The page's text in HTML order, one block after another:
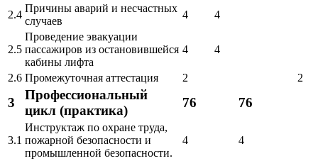
2.4
Причины аварий и несчастных
случаев
4 4
2.5
Проведение эвакуации
пассажиров из остановившейся
кабины лифта
4 4
2.6 Промежуточная аттестация 2 2
3
Профессиональный
цикл (практика)
76 76
3.1
Инструктаж по охране труда,
пожарной безопасности и
промышленной безопасности.
4 4